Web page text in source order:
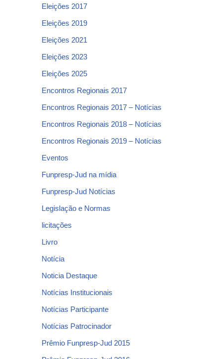
Eleições 2017
Eleições 2019
Eleições 2021
Eleições 2023
Eleições 2025
Encontros Regionais 2017
Encontros Regionais 2017 – Notícias
Encontros Regionais 2018 – Notícias
Encontros Regionais 2019 – Notícias
Eventos
Funpresp-Jud na mídia
Funpresp-Jud Notícias
Legislação e Normas
licitações
Livro
Notícia
Noticia Destaque
Notícias Institucionais
Notícias Participante
Notícias Patrocinador
Prêmio Funpresp-Jud 2015